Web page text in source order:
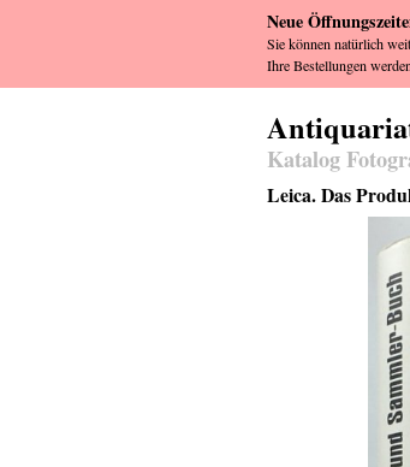
Katalog
Leica. Das
Neue
Sie können natürlich
Ihre Bestellungen